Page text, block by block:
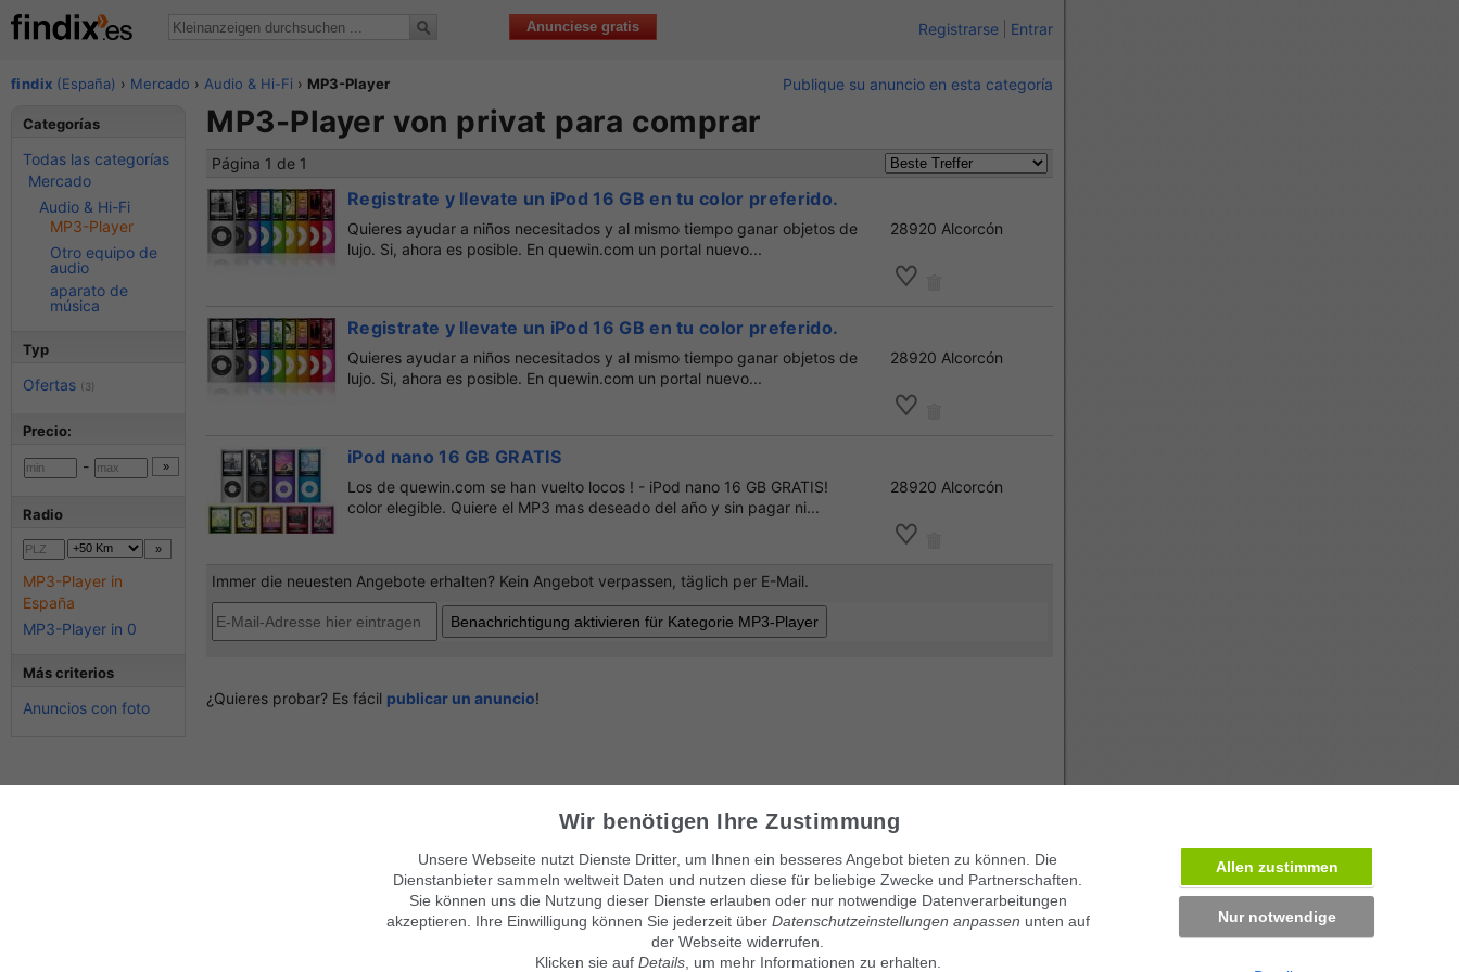
Anunciese gratis Registrarse Entrar
findix (España) › Mercado › Audio & Hi-Fi › MP3-Player Publique su anuncio en esta categoría
MP3-Player von privat para comprar
Página 1 de 1
Registrate y llevate un iPod 16 GB en tu color preferido.
Quieres ayudar a niños necesitados y al mismo tiempo ganar objetos de
lujo. Si, ahora es posible. En quewin.com un portal nuevo...
28920 Alcorcón
Registrate y llevate un iPod 16 GB en tu color preferido.
Quieres ayudar a niños necesitados y al mismo tiempo ganar objetos de
lujo. Si, ahora es posible. En quewin.com un portal nuevo...
28920 Alcorcón
iPod nano 16 GB GRATIS
Los de quewin.com se han vuelto locos ! - iPod nano 16 GB GRATIS!
color elegible. Quiere el MP3 mas deseado del año y sin pagar ni...
28920 Alcorcón
Immer die neuesten Angebote erhalten? Kein Angebot verpassen, täglich per E-Mail.
¿Quieres probar? Es fácil publicar un anuncio!
Categorías
Todas las categorías
Mercado
Audio & Hi-Fi
MP3-Player
Otro equipo de
audio
aparato de
música
Typ
Ofertas (3)
Precio:
-
Radio
MP3-Player in
España
MP3-Player in 0
Más criterios
Anuncios con foto
Condiciones
Visítanos también en:
findix.de
findix.es
findix.at
findix.ch
© Maven360 GmbH - 9.0.6
Mit Stolz entwickelt und betrieben in München
Wir benötigen Ihre Zustimmung
Unsere Webseite nutzt Dienste Dritter, um Ihnen ein besseres Angebot bieten zu können. Die
Dienstanbieter sammeln weltweit Daten und nutzen diese für beliebige Zwecke und Partnerschaften.
Sie können uns die Nutzung dieser Dienste erlauben oder nur notwendige Datenverarbeitungen
akzeptieren. Ihre Einwilligung können Sie jederzeit über Datenschutzeinstellungen anpassen unten auf
der Webseite widerrufen.
Klicken sie auf Details, um mehr Informationen zu erhalten.
Allen zustimmen
Nur notwendige